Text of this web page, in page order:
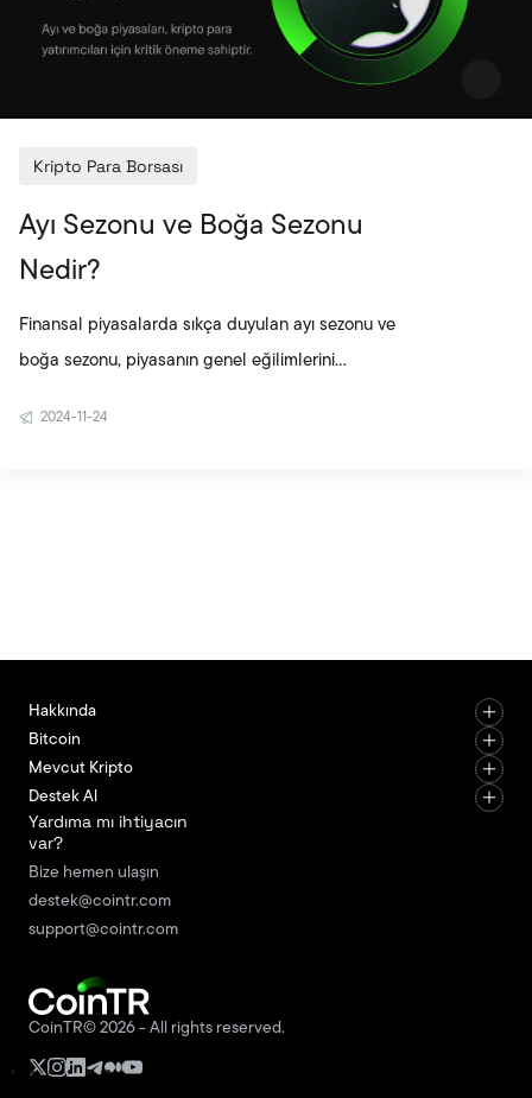
Kripto Para Borsası
Ayı Sezonu ve Boğa Sezonu
Nedir?
Finansal piyasalarda sıkça duyulan ayı sezonu ve
boğa sezonu, piyasanın genel eğilimlerini
2024-11-24
Hakkında
Bitcoin
Mevcut Kripto
Destek Al
Yardıma mı ihtiyacın
var?
Bize hemen ulaşın
destek@cointr.com
support@cointr.com
CoinTR© 2026 - All rights reserved.